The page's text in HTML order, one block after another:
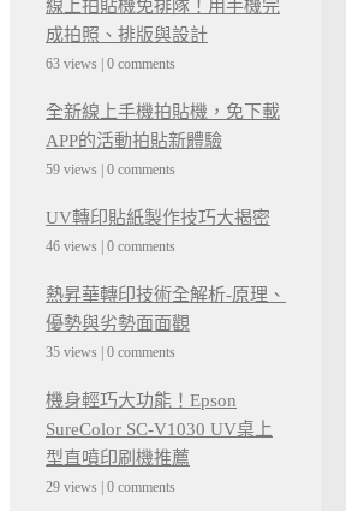
線上拍貼機免排隊！用手機完
成拍照、排版與設計
63 views 0 comments
全新線上手機拍貼機，免下載
APP的活動拍貼新體驗
59 views 0 comments
UV轉印貼紙製作技巧大揭密
46 views 0 comments
熱昇華轉印技術全解析-原理、
優勢與劣勢面面觀
35 views 0 comments
機身輕巧大功能！Epson
SureColor SC-V1030 UV桌上
型直噴印刷機推薦
29 views 0 comments